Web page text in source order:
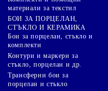
материали за текстил
БОИ ЗА ПОРЦЕЛАН,
СТЪКЛО И КЕРАМИКА
Бои за порцелан, стъкло и
комплекти
Контури и маркери за
стъкло, порцелан и др.
Трансферни бои за
порцелан и стъкло